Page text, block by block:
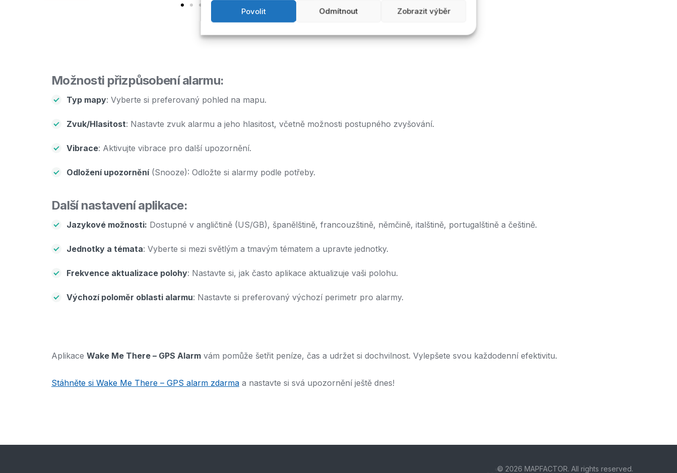
Povolit Odmítnout Zobrazit výběr
Možnosti přizpůsobení alarmu:
Typ mapy: Vyberte si preferovaný pohled na mapu.
Zvuk/Hlasitost: Nastavte zvuk alarmu a jeho hlasitost, včetně možnosti postupného zvyšování.
Vibrace: Aktivujte vibrace pro další upozornění.
Odložení upozornění(Snooze): Odložte si alarmy podle potřeby.
Další nastavení aplikace:
Jazykové možnosti: Dostupné v angličtině (US/GB), španělštině, francouzštině, němčině, italštině, portugalštině a češtině.
Jednotky a témata: Vyberte si mezi světlým a tmavým tématem a upravte jednotky.
Frekvence aktualizace polohy: Nastavte si, jak často aplikace aktualizuje vaši polohu.
Výchozí poloměr oblasti alarmu: Nastavte si preferovaný výchozí perimetr pro alarmy.
Aplikace Wake Me There – GPS Alarm vám pomůže šetřit peníze, čas a udržet si dochvilnost. Vylepšete svou každodenní efektivitu.
Stáhněte si Wake Me There – GPS alarm zdarma a nastavte si svá upozornění ještě dnes!
© 2026 MAPFACTOR. All rights reserved.